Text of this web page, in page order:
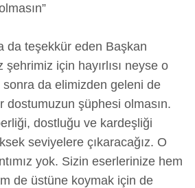
da teşekkür eden Başkan
şehrimiz için hayırlısı neyse o
sonra da elimizden geleni de
dostumuzun şüphesi olmasın.
dostluğu ve kardeşliği
seviyelere çıkaracağız. O
yok. Sizin eserlerinize hem
de üstüne koymak için de